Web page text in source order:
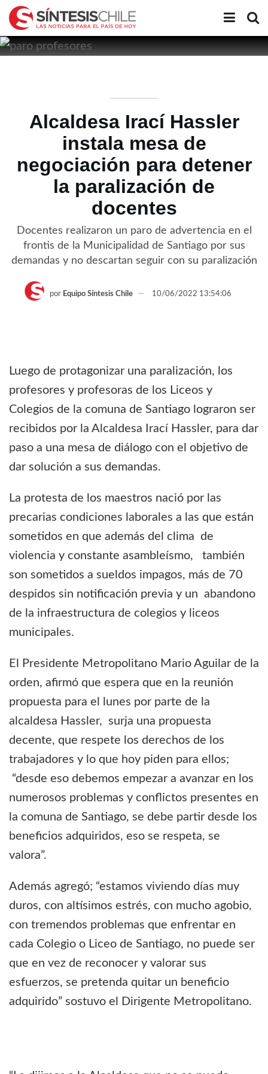
Alcaldesa Irací Hassler
instala mesa de
negociación para detener
la paralización de
docentes
Docentes realizaron un paro de advertencia en el
frontis de la Municipalidad de Santiago por sus
demandas y no descartan seguir con su paralización
por Equipo Síntesis Chile 10/06/2022 13:54:06
Luego de protagonizar una paralización, los
profesores y profesoras de los Liceos y
Colegios de la comuna de Santiago lograron ser
recibidos por la Alcaldesa Irací Hassler, para dar
paso a una mesa de diálogo con el objetivo de
dar solución a sus demandas.
La protesta de los maestros nació por las
precarias condiciones laborales a las que están
sometidos en que además del clima de
violencia y constante asambleísmo, también
son sometidos a sueldos impagos, más de 70
despidos sin notificación previa y un abandono
de la infraestructura de colegios y liceos
municipales.
El Presidente Metropolitano Mario Aguilar de la
orden, afirmó que espera que en la reunión
propuesta para el lunes por parte de la
alcaldesa Hassler, surja una propuesta
decente, que respete los derechos de los
trabajadores y lo que hoy piden para ellos;
“desde eso debemos empezar a avanzar en los
numerosos problemas y conflictos presentes en
la comuna de Santiago, se debe partir desde los
beneficios adquiridos, eso se respeta, se
valora”.
Además agregó; “estamos viviendo días muy
duros, con altísimos estrés, con mucho agobio,
con tremendos problemas que enfrentar en
cada Colegio o Liceo de Santiago, no puede ser
que en vez de reconocer y valorar sus
esfuerzos, se pretenda quitar un beneficio
adquirido” sostuvo el Dirigente Metropolitano.